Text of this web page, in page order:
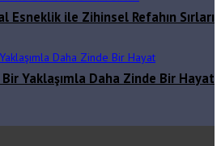
Esneklik ile Zihinsel Refahın Sırları
Yaklaşımla Daha Zinde Bir Hayat